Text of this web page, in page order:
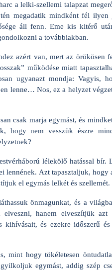
a lelki-szellemi talapzat
megadatik mindként fél ilyen
áll fenn. Eme kis kitérő
a továbbiakban.
azért van, mert az örökösen
működése miatt
ugyanazt mondja: Vagyis,
lenne… Nos, ez a helyzet
csak marja egymást, és
hogy nem vesszük észre
lélekölő hatással bír.
lennének. Azt tapasztaljuk, hogy
el egymás lelkét és szellemét.
önmagunkat, és a
elveszni, hanem elveszítjük azt
és ezekre időszerű és
mint hogy tökéletesen
egymást, addig szép